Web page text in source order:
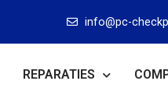
info@pc-
REPARATIES